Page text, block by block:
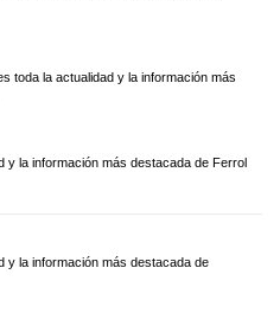
toda la actualidad y la información más
y la información más destacada de Ferrol
y la información más destacada de